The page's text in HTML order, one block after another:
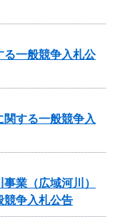
る一般競争入札公
する一般競争入
業（広域河川）
競争入札公告